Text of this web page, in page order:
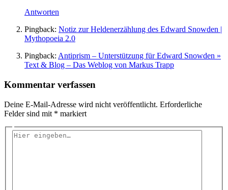
Antworten
Pingback: Notiz zur Heldenerzählung des Edward Snowden |
Mythopoeia 2.0
Pingback: Antiprism – Unterstützung für Edward Snowden »
Text & Blog – Das Weblog von Markus Trapp
Kommentar verfassen
Deine E-Mail-Adresse wird nicht veröffentlicht. Erforderliche
Felder sind mit * markiert
Hier